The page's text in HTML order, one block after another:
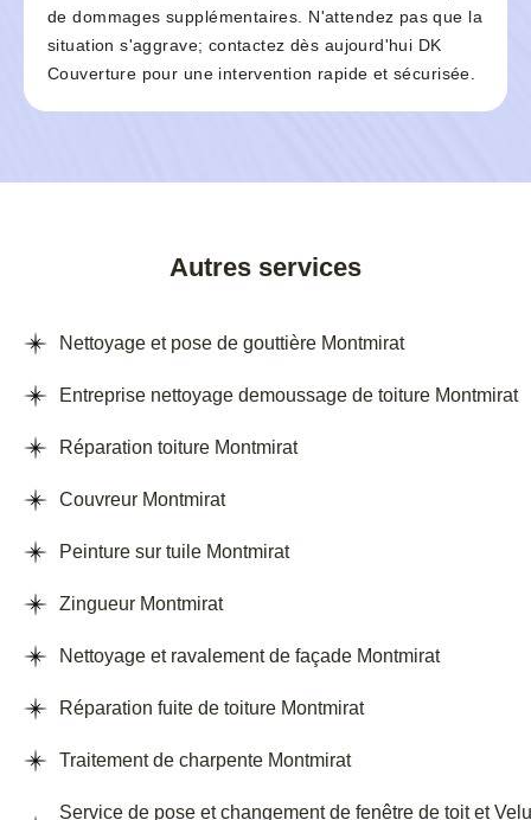
de dommages supplémentaires. N'attendez pas que la
situation s'aggrave; contactez dès aujourd'hui DK
Couverture pour une intervention rapide et sécurisée.
Autres services
Nettoyage et pose de gouttière Montmirat
Entreprise nettoyage demoussage de toiture Montmirat
Réparation toiture Montmirat
Couvreur Montmirat
Peinture sur tuile Montmirat
Zingueur Montmirat
Nettoyage et ravalement de façade Montmirat
Réparation fuite de toiture Montmirat
Traitement de charpente Montmirat
Service de pose et changement de fenêtre de toit et